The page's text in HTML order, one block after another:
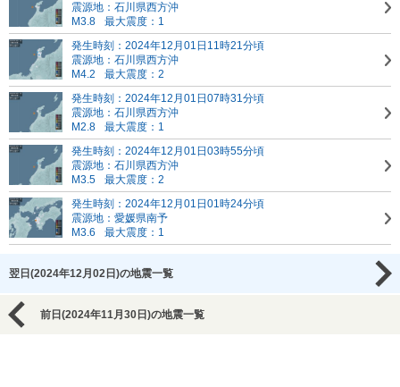
震源地：石川県西方沖
M3.8
最大震度：1
発生時刻：2024年12月01日11時21分頃
震源地：石川県西方沖
M4.2
最大震度：2
発生時刻：2024年12月01日07時31分頃
震源地：石川県西方沖
M2.8
最大震度：1
発生時刻：2024年12月01日03時55分頃
震源地：石川県西方沖
M3.5
最大震度：2
発生時刻：2024年12月01日01時24分頃
震源地：愛媛県南予
M3.6
最大震度：1
翌日(2024年12月02日)の地震一覧
前日(2024年11月30日)の地震一覧